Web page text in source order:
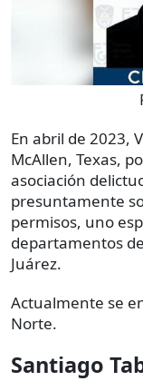
En abril de 2023,
McAllen, Texas,
asociación
presuntamente
permisos, uno
departamentos
Juárez.
Actualmente se
Norte.
Santiago